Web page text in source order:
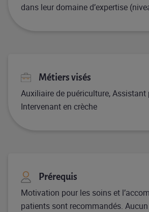
dans leur domaine d’expertise
Métiers visés
Auxiliaire de puériculture, Assistant
Intervenant en crèche
Prérequis
Motivation pour les soins et
patients sont recommandés.